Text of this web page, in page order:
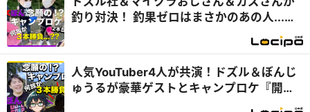
釣り対決！ 釣果ゼロはまさかのあの人...
人気YouTuber4人が共演！ドズル＆ぼんじ
ゅうるが豪華ゲストとキャンプロケ『開